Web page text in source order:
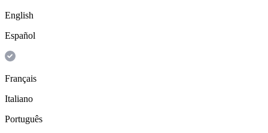
English
Español
Français
Italiano
Português